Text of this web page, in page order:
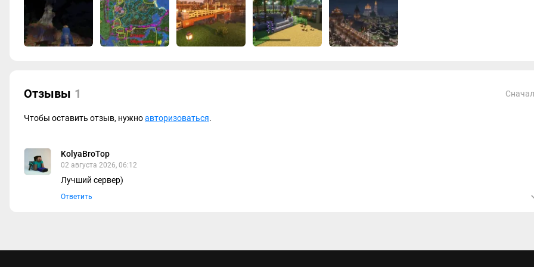
Отзывы 1
Чтобы оставить отзыв, нужноавторизоваться.
KolyaBroTop
02 августа 2026, 06:12
Лучший сервер)
Ответить